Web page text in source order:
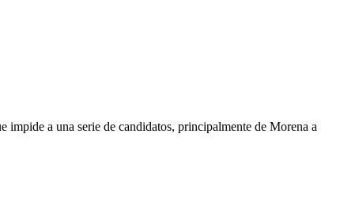
a una serie de candidatos, principalmente de Morena a